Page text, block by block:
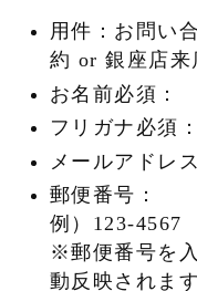
用件：お問い
約 or 銀座店来
お名前必須：
フリガナ必須：
メールアドレ
郵便番号：
例）123-4567
※郵便番号を
動反映されます